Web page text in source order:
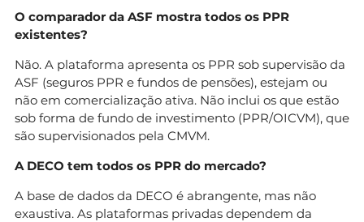
O comparador da ASF mostra todos os PPR
existentes?
Não. A plataforma apresenta os PPR sob supervisão da
ASF (seguros PPR e fundos de pensões), estejam ou
não em comercialização ativa. Não inclui os que estão
sob forma de fundo de investimento (PPR/OICVM), que
são supervisionados pela CMVM.
A DECO tem todos os PPR do mercado?
A base de dados da DECO é abrangente, mas não
exaustiva. As plataformas privadas dependem da